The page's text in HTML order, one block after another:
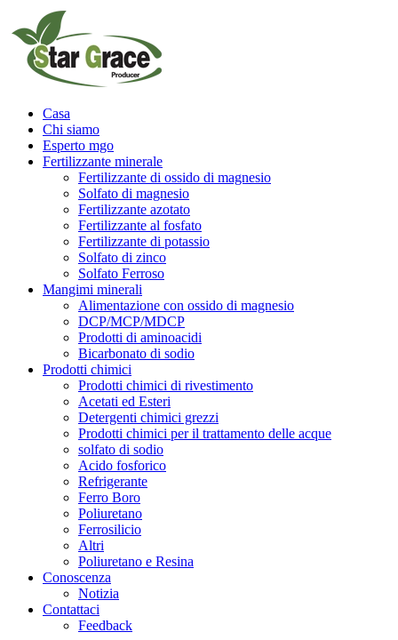
Casa
Chi siamo
Esperto mgo
Fertilizzante minerale
Fertilizzante di ossido di magnesio
Solfato di magnesio
Fertilizzante azotato
Fertilizzante al fosfato
Fertilizzante di potassio
Solfato di zinco
Solfato Ferroso
Mangimi minerali
Alimentazione con ossido di magnesio
DCP/MCP/MDCP
Prodotti di aminoacidi
Bicarbonato di sodio
Prodotti chimici
Prodotti chimici di rivestimento
Acetati ed Esteri
Detergenti chimici grezzi
Prodotti chimici per il trattamento delle acque
solfato di sodio
Acido fosforico
Refrigerante
Ferro Boro
Poliuretano
Ferrosilicio
Altri
Poliuretano e Resina
Conoscenza
Notizia
Contattaci
Feedback